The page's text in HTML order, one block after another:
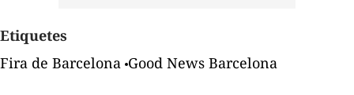
Etiquetes
Fira de Barcelona Good News Barcelona